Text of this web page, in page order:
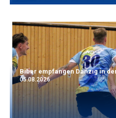
Biber empfangen Danzig in
05.08.2026